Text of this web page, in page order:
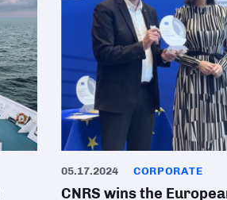
05.17.2024 CORPORATE
CNRS wins the